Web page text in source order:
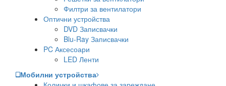
Филтри за вентилатори
Оптични устройства
DVD Записвачки
Blu-Ray Записвачки
PC Аксесоари
LED Ленти
Мобилни устройства